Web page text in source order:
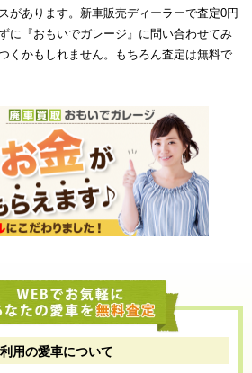
があります。新車販売ディーラーで査定0円
に『おもいでガレージ』に問い合わせてみ
くかもしれません。もちろん査定は無料で
用の愛車について